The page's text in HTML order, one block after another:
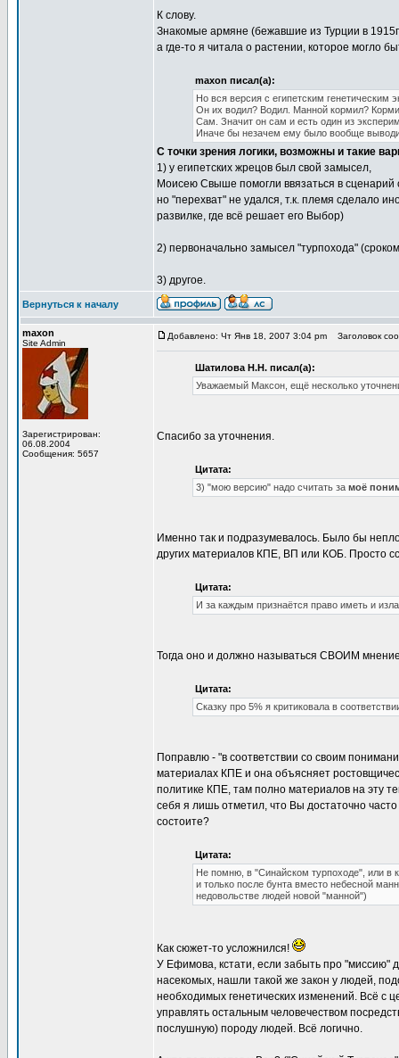
К слову.
Знакомые армяне (бежавшие из Турции в
а где-то я читала о растении, которое могло
maxon писал(а):
Но вся версия с египетским генетическим
Он их водил? Водил. Манной кормил?
Сам. Значит он сам и есть один из
Иначе бы незачем ему было вообще
С точки зрения логики, возможны и такие
1) у египетских жрецов был свой замысел,
Моисею Свыше помогли ввязаться в сценарий
но "перехват" не удался, т.к. племя сделало
развилке, где всё решает его Выбор)
2) первоначально замысел "турпохода"
3) другое.
Вернуться к началу
maxon
Site Admin
Зарегистрирован:
06.08.2004
Сообщения: 5657
Добавлено: Чт Янв 18, 2007 3:04 pm Заголовок
Шатилова Н.Н. писал(а):
Уважаемый Максон, ещё несколько
Спасибо за уточнения.
Цитата:
3) "мою версию" надо считать за моё
Именно так и подразумевалось. Было бы
других материалов КПЕ, ВП или КОБ. Просто
Цитата:
И за каждым признаётся право иметь и
Тогда оно и должно называться СВОИМ
Цитата:
Сказку про 5% я критиковала в
Поправлю - "в соответствии со своим
материалах КПЕ и она объясняет
политике КПЕ, там полно материалов на эту
себя я лишь отметил, что Вы достаточно
состоите?
Цитата:
Не помню, в "Синайском турпоходе", или в
и только после бунта вместо небесной
недовольстве людей новой "манной")
Как сюжет-то усложнился!
У Ефимова, кстати, если забыть про "миссию"
насекомых, нашли такой же закон у людей,
необходимых генетических изменений. Всё
управлять остальным человечеством
послушную) породу людей. Всё логично.